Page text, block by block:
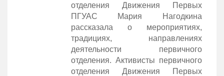
отделения Движения Первых
ПГУАС Мария Нагодкина
рассказала о мероприятиях,
традициях, направлениях
деятельности первичного
отделения. Активисты первичного
отделения Движения Первых